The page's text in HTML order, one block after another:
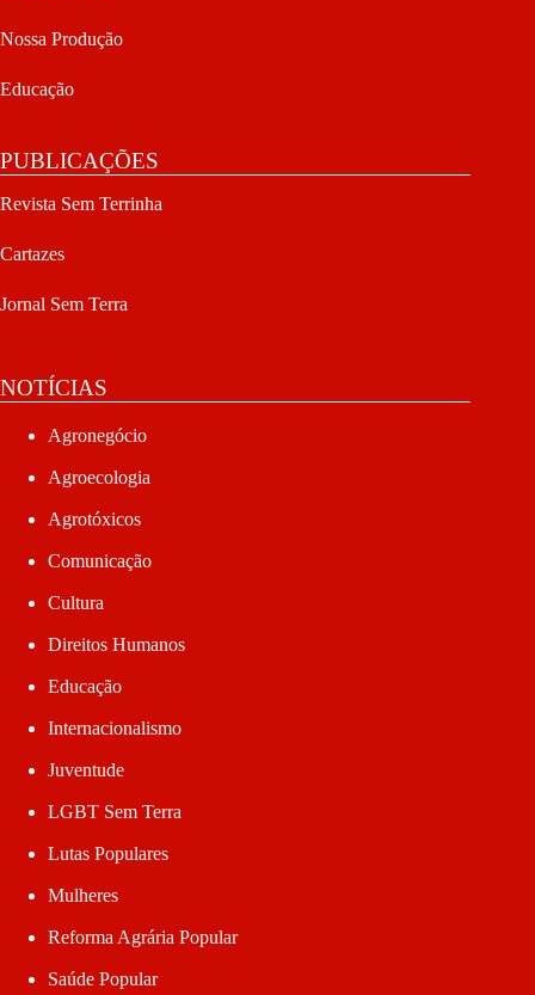
Nossa Produção
Educação
PUBLICAÇÕES
Revista Sem Terrinha
Cartazes
Jornal Sem Terra
NOTÍCIAS
Agronegócio
Agroecologia
Agrotóxicos
Comunicação
Cultura
Direitos Humanos
Educação
Internacionalismo
Juventude
LGBT Sem Terra
Lutas Populares
Mulheres
Reforma Agrária Popular
Saúde Popular